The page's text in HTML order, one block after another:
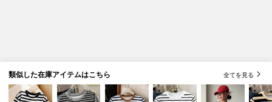
類似した在庫アイテムはこちら 全てを見る